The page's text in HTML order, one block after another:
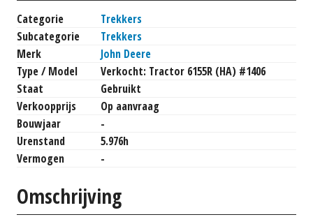
Categorie
Trekkers
Subcategorie
Trekkers
Merk
John Deere
Type / Model
Verkocht: Tractor 6155R (HA) #1406
Staat
Gebruikt
Verkoopprijs
Op aanvraag
Bouwjaar
-
Urenstand
5.976h
Vermogen
-
Omschrijving